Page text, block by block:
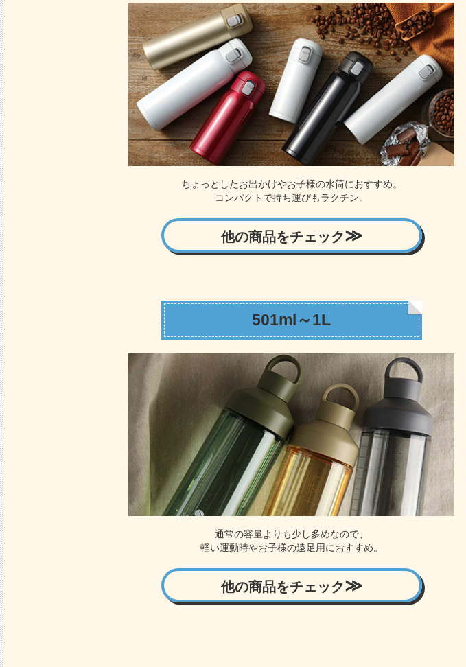
ちょっとしたお出かけやお子様の水筒におすすめ。
コンパクトで持ち運びもラクチン。
他の商品をチェック
501ml～1L
通常の容量よりも少し多めなので、
軽い運動時やお子様の遠足用におすすめ。
他の商品をチェック